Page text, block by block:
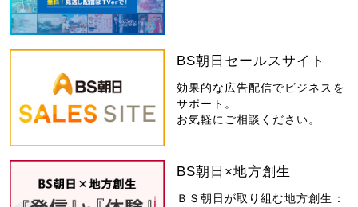
BS朝日セールスサイト
効果的な広告配信でビジネスを
サポート。
お気軽にご相談ください。
BS朝日×地方創生
ＢＳ朝日が取り組む地方創生：